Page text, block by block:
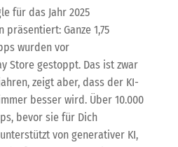
für das Jahr 2025
Ganze 1,75
wurden vor
Store gestoppt. Das ist zwar
zeigt aber, dass der KI-
besser wird. Über 10.000
bevor sie für Dich
von generativer KI,